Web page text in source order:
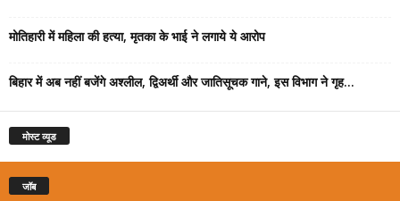
मोतिहारी में महिला की हत्या, मृतका के भाई ने लगाये ये आरोप
बिहार में अब नहीं बजेंगे अश्लील, द्विअर्थी और जातिसूचक गाने, इस विभाग ने गृह...
मोस्ट व्यूड
जॉब